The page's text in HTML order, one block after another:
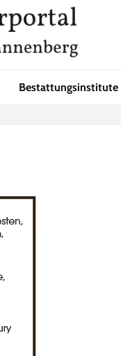
Bestattungsinstitute